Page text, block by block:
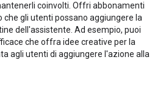
coinvolti. Offri abbonamenti
che gli utenti possano aggiungere la
dell'assistente. Ad esempio, puoi
che offra idee creative per la
agli utenti di aggiungere l'azione alla